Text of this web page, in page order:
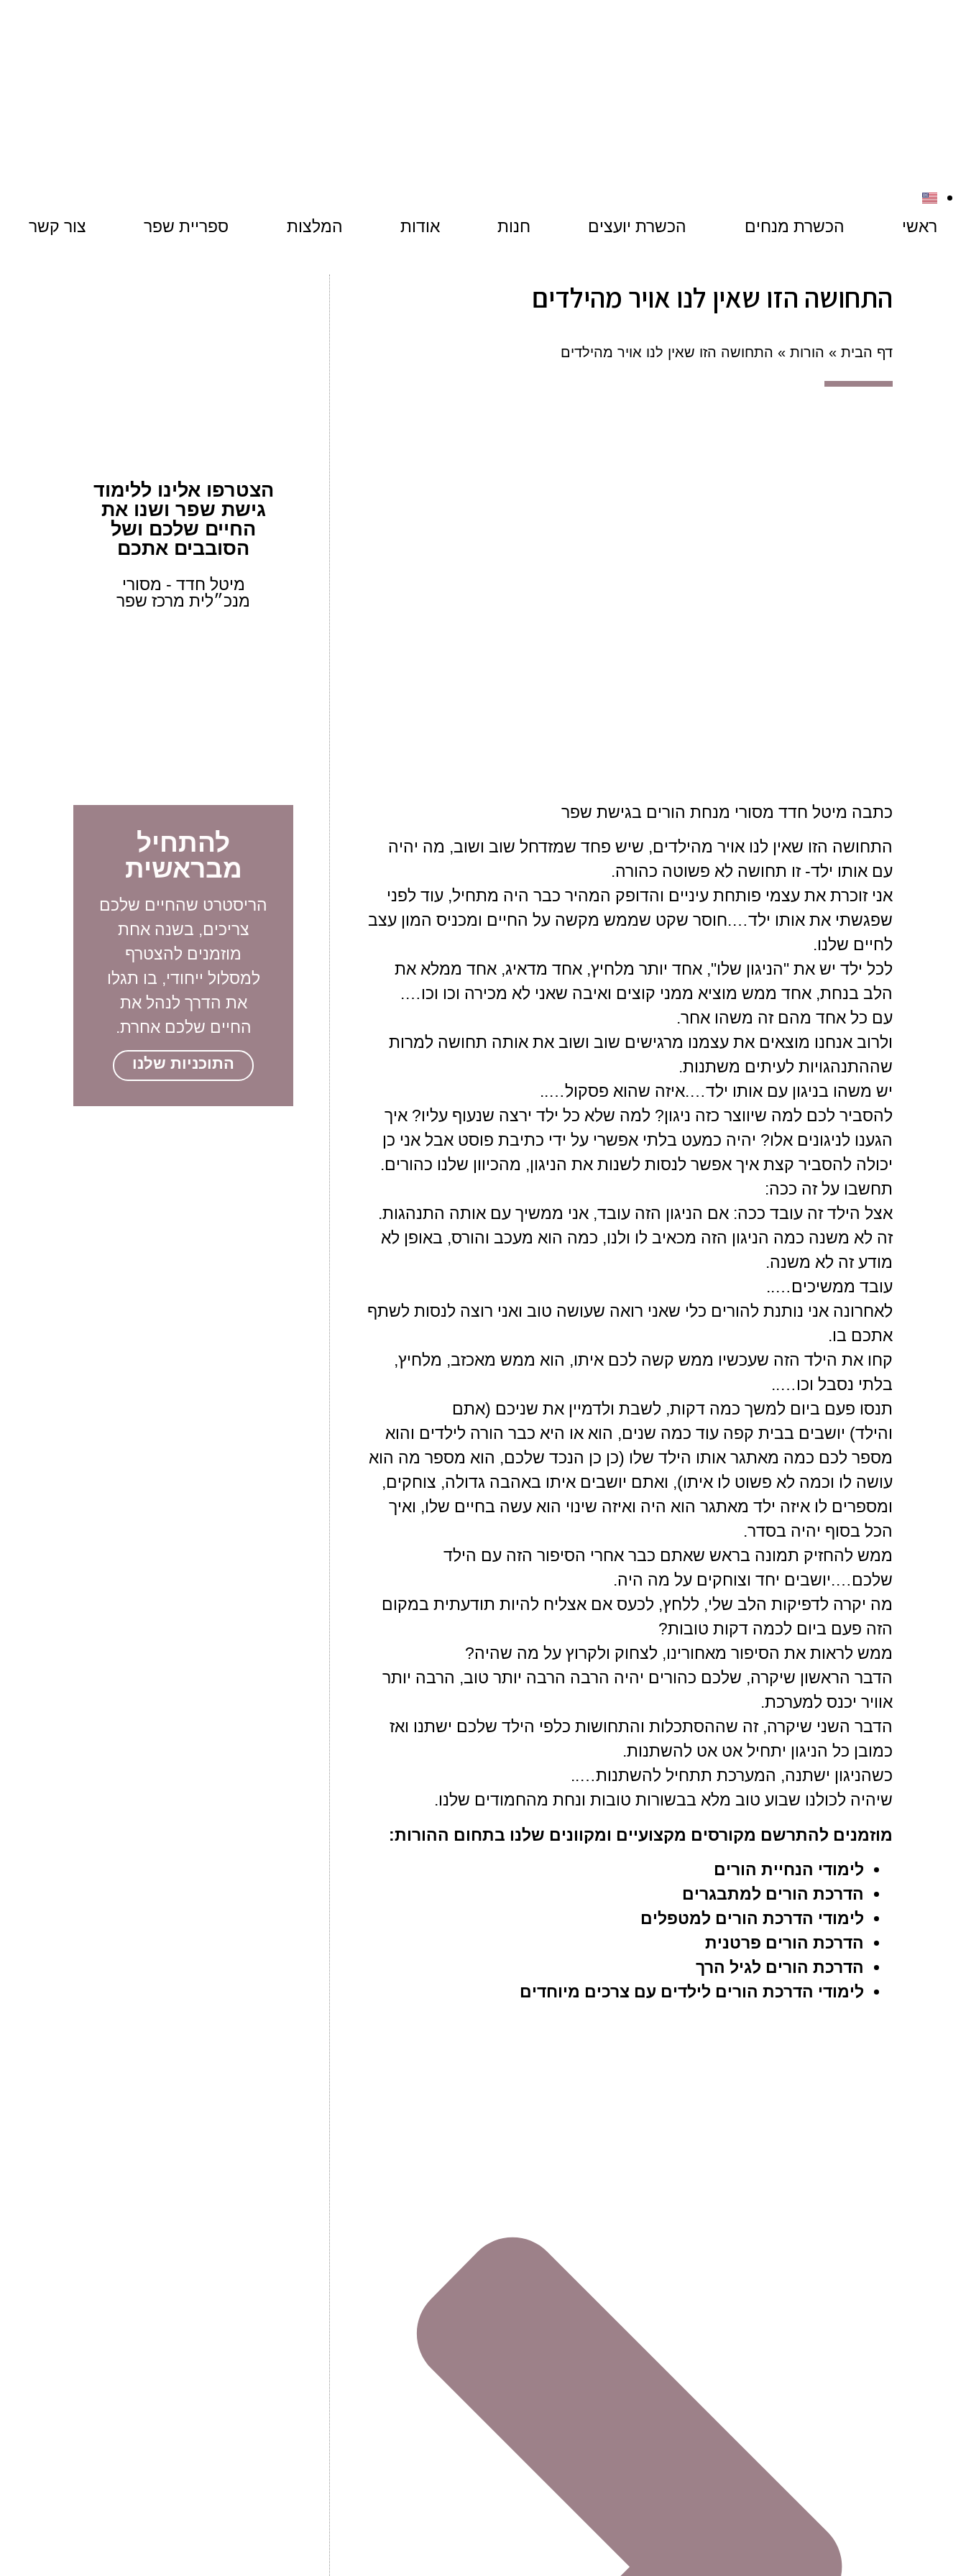
ראשי הכשרת מנחים הכשרת יועצים חנות אודות המלצות ספריית שפר צור קשר
התחושה הזו שאין לנו אויר מהילדים
דף הבית » הורות » התחושה הזו שאין לנו אויר מהילדים
כתבה מיטל חדד מסורי מנחת הורים בגישת שפר
התחושה הזו שאין לנו אויר מהילדים, שיש פחד שמזדחל שוב ושוב, מה יהיה
עם אותו ילד- זו תחושה לא פשוטה כהורה.
אני זוכרת את עצמי פותחת עיניים והדופק המהיר כבר היה מתחיל, עוד לפני
שפגשתי את אותו ילד….חוסר שקט שממש מקשה על החיים ומכניס המון עצב
לחיים שלנו.
לכל ילד יש את "הניגון שלו", אחד יותר מלחיץ, אחד מדאיג, אחד ממלא את
הלב בנחת, אחד ממש מוציא ממני קוצים ואיבה שאני לא מכירה וכו וכו….
עם כל אחד מהם זה משהו אחר.
ולרוב אנחנו מוצאים את עצמנו מרגישים שוב ושוב את אותה תחושה למרות
שההתנהגויות לעיתים משתנות.
יש משהו בניגון עם אותו ילד….איזה שהוא פסקול…..
להסביר לכם למה שיווצר כזה ניגון? למה שלא כל ילד ירצה שנעוף עליו? איך
הגענו לניגונים אלו? יהיה כמעט בלתי אפשרי על ידי כתיבת פוסט אבל אני כן
יכולה להסביר קצת איך אפשר לנסות לשנות את הניגון, מהכיוון שלנו כהורים.
תחשבו על זה ככה:
אצל הילד זה עובד ככה: אם הניגון הזה עובד, אני ממשיך עם אותה התנהגות.
זה לא משנה כמה הניגון הזה מכאיב לו ולנו, כמה הוא מעכב והורס, באופן לא
מודע זה לא משנה.
עובד ממשיכים…..
לאחרונה אני נותנת להורים כלי שאני רואה שעושה טוב ואני רוצה לנסות לשתף
אתכם בו.
קחו את הילד הזה שעכשיו ממש קשה לכם איתו, הוא ממש מאכזב, מלחיץ,
בלתי נסבל וכו…..
תנסו פעם ביום למשך כמה דקות, לשבת ולדמיין את שניכם (אתם
והילד) יושבים בבית קפה עוד כמה שנים, הוא או היא כבר הורה לילדים והוא
מספר לכם כמה מאתגר אותו הילד שלו (כן כן הנכד שלכם, הוא מספר מה הוא
עושה לו וכמה לא פשוט לו איתו), ואתם יושבים איתו באהבה גדולה, צוחקים,
ומספרים לו איזה ילד מאתגר הוא היה ואיזה שינוי הוא עשה בחיים שלו, ואיך
הכל בסוף יהיה בסדר.
ממש להחזיק תמונה בראש שאתם כבר אחרי הסיפור הזה עם הילד
שלכם….יושבים יחד וצוחקים על מה היה.
מה יקרה לדפיקות הלב שלי, ללחץ, לכעס אם אצליח להיות תודעתית במקום
הזה פעם ביום לכמה דקות טובות?
ממש לראות את הסיפור מאחורינו, לצחוק ולקרוץ על מה שהיה?
הדבר הראשון שיקרה, שלכם כהורים יהיה הרבה הרבה יותר טוב, הרבה יותר
אוויר יכנס למערכת.
הדבר השני שיקרה, זה שההסתכלות והתחושות כלפי הילד שלכם ישתנו ואז
כמובן כל הניגון יתחיל אט אט להשתנות.
כשהניגון ישתנה, המערכת תתחיל להשתנות…..
שיהיה לכולנו שבוע טוב מלא בבשורות טובות ונחת מהחמודים שלנו.
מוזמנים להתרשם מקורסים מקצועיים ומקוונים שלנו בתחום ההורות:
לימודי הנחיית הורים
הדרכת הורים למתבגרים
לימודי הדרכת הורים למטפלים
הדרכת הורים פרטנית
הדרכת הורים לגיל הרך
לימודי הדרכת הורים לילדים עם צרכים מיוחדים
הצטרפו אלינו ללימוד
גישת שפר ושנו את
החיים שלכם ושל
הסובבים אתכם
מיטל חדד - מסורי
מנכ״לית מרכז שפר
להתחיל
מבראשית
הריסטרט שהחיים שלכם
צריכים, בשנה אחת
מוזמנים להצטרף
למסלול ייחודי, בו תגלו
את הדרך לנהל את
החיים שלכם אחרת.
התוכניות שלנו